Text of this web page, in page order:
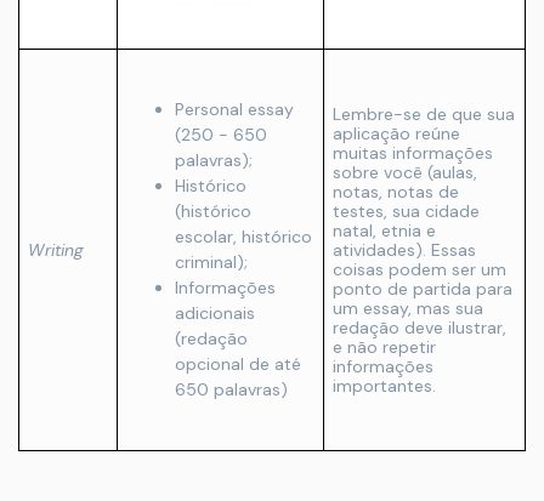
Writing
Personal essay
(250 - 650
palavras);
Histórico
(histórico
escolar, histórico
criminal);
Informações
adicionais
(redação
opcional de até
650 palavras)
Lembre-se de que sua
aplicação reúne
muitas informações
sobre você (aulas,
notas, notas de
testes, sua cidade
natal, etnia e
atividades). Essas
coisas podem ser um
ponto de partida para
um essay, mas sua
redação deve ilustrar,
e não repetir
informações
importantes.